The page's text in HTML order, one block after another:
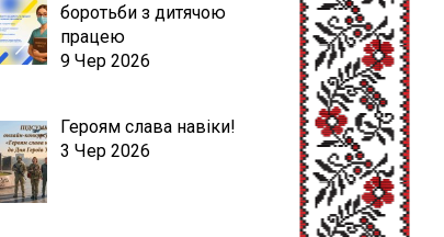
боротьби з дитячою
працею
9 Чер 2026
Героям слава навіки!
3 Чер 2026